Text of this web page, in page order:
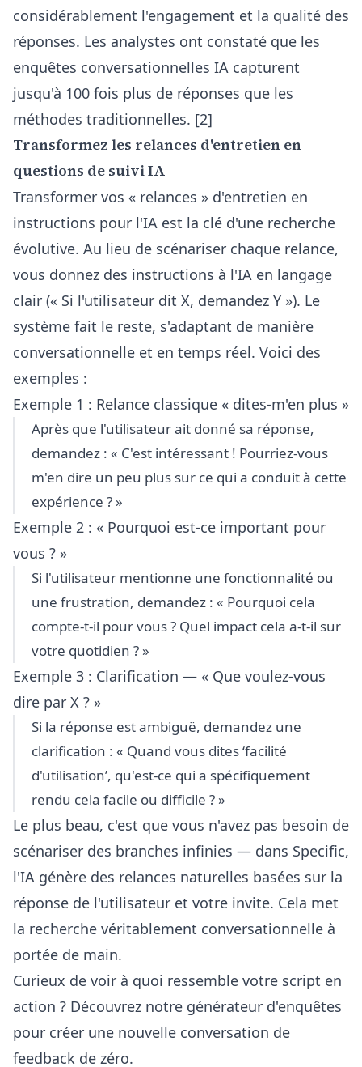
considérablement l'engagement et la qualité des
réponses. Les analystes ont constaté que les
enquêtes conversationnelles IA capturent
jusqu'à 100 fois plus de réponses que les
méthodes traditionnelles. [2]
Transformez les relances d'entretien en
questions de suivi IA
Transformer vos « relances » d'entretien en
instructions pour l'IA est la clé d'une recherche
évolutive. Au lieu de scénariser chaque relance,
vous donnez des instructions à l'IA en langage
clair (« Si l'utilisateur dit X, demandez Y »). Le
système fait le reste, s'adaptant de manière
conversationnelle et en temps réel. Voici des
exemples :
Exemple 1 : Relance classique « dites-m'en plus »
Après que l'utilisateur ait donné sa réponse,
demandez : « C'est intéressant ! Pourriez-vous
m'en dire un peu plus sur ce qui a conduit à cette
expérience ? »
Exemple 2 : « Pourquoi est-ce important pour
vous ? »
Si l'utilisateur mentionne une fonctionnalité ou
une frustration, demandez : « Pourquoi cela
compte-t-il pour vous ? Quel impact cela a-t-il sur
votre quotidien ? »
Exemple 3 : Clarification — « Que voulez-vous
dire par X ? »
Si la réponse est ambiguë, demandez une
clarification : « Quand vous dites ‘facilité
d'utilisation’, qu'est-ce qui a spécifiquement
rendu cela facile ou difficile ? »
Le plus beau, c'est que vous n'avez pas besoin de
scénariser des branches infinies — dans Specific,
l'IA génère des relances naturelles basées sur la
réponse de l'utilisateur et votre invite. Cela met
la recherche véritablement conversationnelle à
portée de main.
Curieux de voir à quoi ressemble votre script en
action ? Découvrez notre générateur d'enquêtes
pour créer une nouvelle conversation de
feedback de zéro.